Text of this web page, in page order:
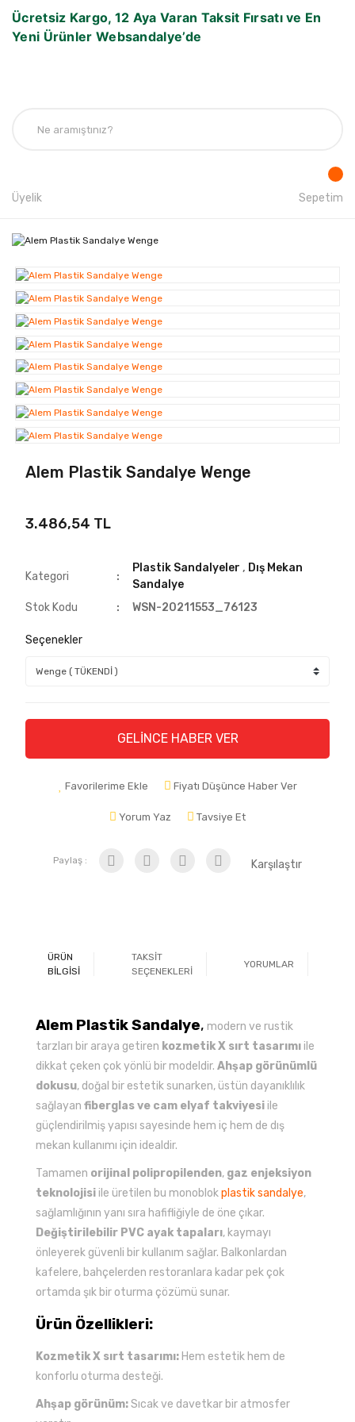
Ücretsiz Kargo, 12 Aya Varan Taksit Fırsatı ve En
Yeni Ürünler Websandalye’de
Üyelik Sepetim
Alem Plastik Sandalye Wenge
3.486,54 TL
Kategori
Plastik Sandalyeler , Dış Mekan
Sandalye
Stok Kodu
WSN-20211553_76123
Seçenekler
GELİNCE HABER VER
Favorilerime Ekle Fiyatı Düşünce Haber Ver
Yorum Yaz Tavsiye Et
Paylaş : Karşılaştır
ÜRÜN
BİLGİSİ
TAKSİT
SEÇENEKLERİ
YORUMLAR
Alem Plastik Sandalye, modern ve rustik
tarzları bir araya getiren kozmetik X sırt tasarımı ile
dikkat çeken çok yönlü bir modeldir. Ahşap görünümlü
dokusu, doğal bir estetik sunarken, üstün dayanıklılık
sağlayan fiberglas ve cam elyaf takviyesi ile
güçlendirilmiş yapısı sayesinde hem iç hem de dış
mekan kullanımı için idealdir.
Tamamen orijinal polipropilenden, gaz enjeksiyon
teknolojisi ile üretilen bu monoblokplastik sandalye,
sağlamlığının yanı sıra hafifliğiyle de öne çıkar.
Değiştirilebilir PVC ayak tapaları, kaymayı
önleyerek güvenli bir kullanım sağlar. Balkonlardan
kafelere, bahçelerden restoranlara kadar pek çok
ortamda şık bir oturma çözümü sunar.
Ürün Özellikleri:
Kozmetik X sırt tasarımı: Hem estetik hem de
konforlu oturma desteği.
Ahşap görünüm:Sıcak ve davetkar bir atmosfer